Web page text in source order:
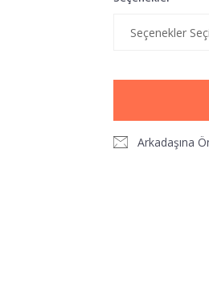
Arkadaşına